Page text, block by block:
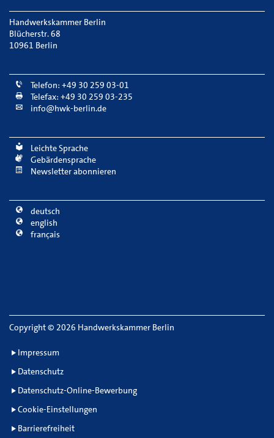
Handwerkskammer Berlin
Blücherstr. 68
10961 Berlin
Telefon: +49 30 259 03-01
Telefax: +49 30 259 03-235
info@hwk-berlin.de
Leichte Sprache
Gebärdensprache
Newsletter abonnieren
deutsch
english
français
Copyright© 2026 Handwerkskammer Berlin
Impressum
Datenschutz
Datenschutz-Online-Bewerbung
Cookie-Einstellungen
Barrierefreiheit